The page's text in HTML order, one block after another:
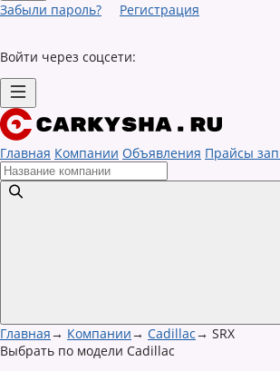
Забыли пароль? Регистрация
Войти через соцсети:
Главная Компании Объявления Прайсы
Главная→ Компании→ Cadillac→ SRX
Выбрать по модели Cadillac